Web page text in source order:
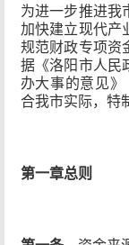
为进一步推进我
加快建立现代产
规范财政专项资
据《洛阳市人民
办大事的意见
合我市实际，特
第一章总则